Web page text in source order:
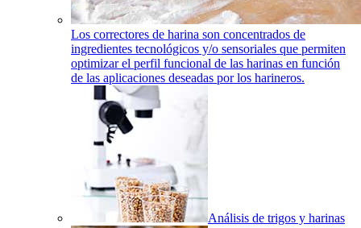
Los correctores de harina son concentrados de
ingredientes tecnológicos y/o sensoriales que permiten
optimizar el perfil funcional de las harinas en función
de las aplicaciones deseadas por los harineros.
Análisis de trigos y harinas